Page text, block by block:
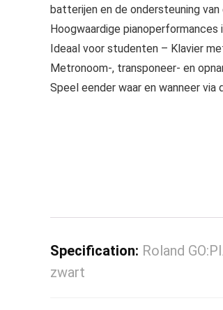
batterijen en de ondersteuning
Hoogwaardige
Ideaal voor studenten – Klavier
Metronoom-, transponeer- en
Speel eender waar en wanneer
Specification: Roland
zwart